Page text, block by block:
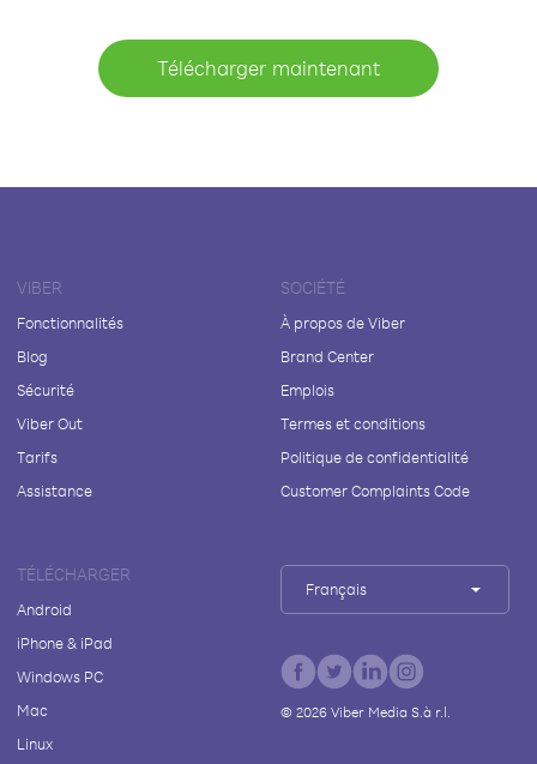
Télécharger maintenant
VIBER
Fonctionnalités
Blog
Sécurité
Viber Out
Tarifs
Assistance
SOCIÉTÉ
À propos de Viber
Brand Center
Emplois
Termes et conditions
Politique de confidentialité
Customer Complaints Code
TÉLÉCHARGER
Android
iPhone & iPad
Windows PC
Mac
Linux
Français
© 2026Viber Media S.à r.l.